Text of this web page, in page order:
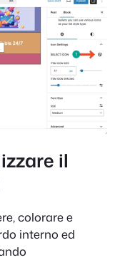
il
colorare e
interno ed